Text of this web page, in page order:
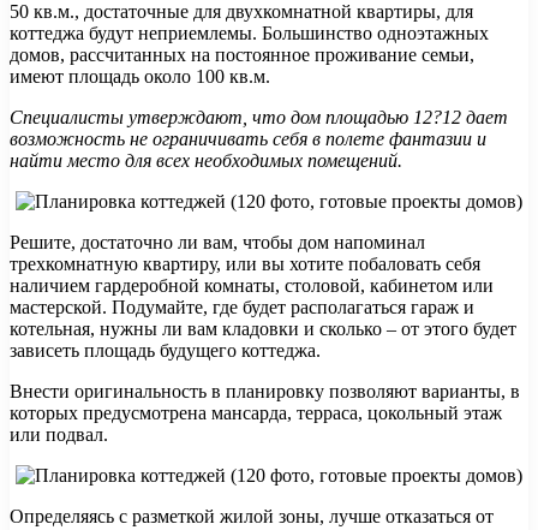
50 кв.м., достаточные для двухкомнатной квартиры, для
коттеджа будут неприемлемы. Большинство одноэтажных
домов, рассчитанных на постоянное проживание семьи,
имеют площадь около 100 кв.м.
Специалисты утверждают, что дом площадью 12?12 дает
возможность не ограничивать себя в полете фантазии и
найти место для всех необходимых помещений.
Решите, достаточно ли вам, чтобы дом напоминал
трехкомнатную квартиру, или вы хотите побаловать себя
наличием гардеробной комнаты, столовой, кабинетом или
мастерской. Подумайте, где будет располагаться гараж и
котельная, нужны ли вам кладовки и сколько – от этого будет
зависеть площадь будущего коттеджа.
Внести оригинальность в планировку позволяют варианты, в
которых предусмотрена мансарда, терраса, цокольный этаж
или подвал.
Определяясь с разметкой жилой зоны, лучше отказаться от